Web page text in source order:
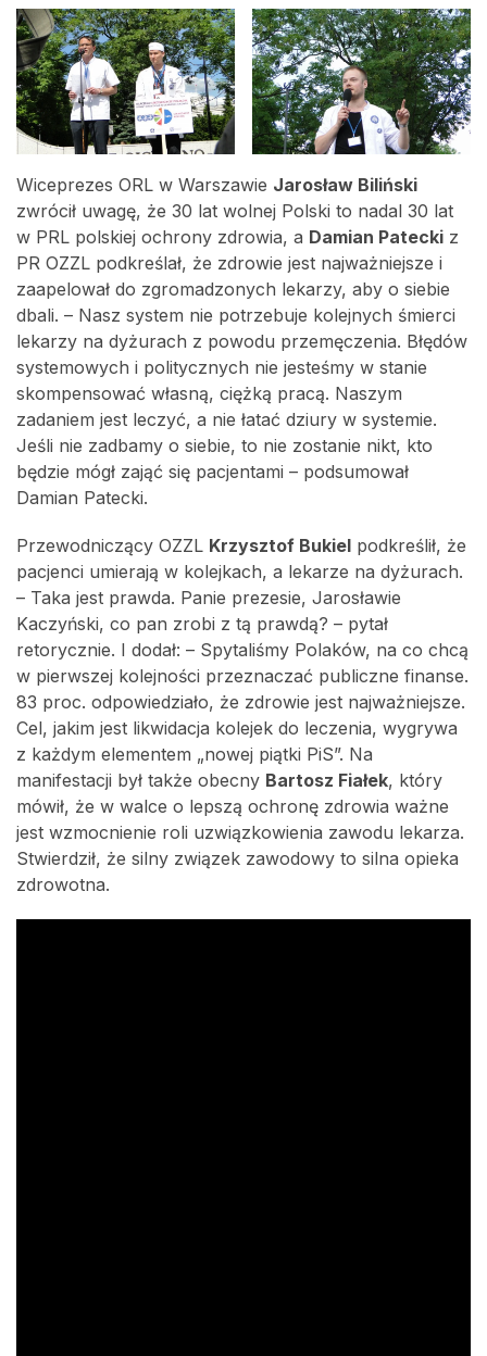
Wiceprezes ORL w Warszawie Jarosław Biliński
zwrócił uwagę, że 30 lat wolnej Polski to nadal 30 lat
w PRL polskiej ochrony zdrowia, a Damian Patecki z
PR OZZL podkreślał, że zdrowie jest najważniejsze i
zaapelował do zgromadzonych lekarzy, aby o siebie
dbali. – Nasz system nie potrzebuje kolejnych śmierci
lekarzy na dyżurach z powodu przemęczenia. Błędów
systemowych i politycznych nie jesteśmy w stanie
skompensować własną, ciężką pracą. Naszym
zadaniem jest leczyć, a nie łatać dziury w systemie.
Jeśli nie zadbamy o siebie, to nie zostanie nikt, kto
będzie mógł zająć się pacjentami – podsumował
Damian Patecki.
Przewodniczący OZZL Krzysztof Bukiel podkreślił, że
pacjenci umierają w kolejkach, a lekarze na dyżurach.
– Taka jest prawda. Panie prezesie, Jarosławie
Kaczyński, co pan zrobi z tą prawdą? – pytał
retorycznie. I dodał: – Spytaliśmy Polaków, na co chcą
w pierwszej kolejności przeznaczać publiczne finanse.
83 proc. odpowiedziało, że zdrowie jest najważniejsze.
Cel, jakim jest likwidacja kolejek do leczenia, wygrywa
z każdym elementem „nowej piątki PiS”. Na
manifestacji był także obecny Bartosz Fiałek, który
mówił, że w walce o lepszą ochronę zdrowia ważne
jest wzmocnienie roli uzwiązkowienia zawodu lekarza.
Stwierdził, że silny związek zawodowy to silna opieka
zdrowotna.